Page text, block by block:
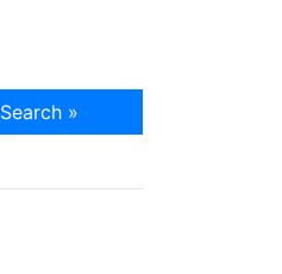
Search »